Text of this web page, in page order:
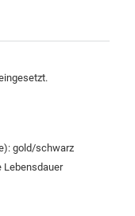
gold/schwarz
Lebensdauer